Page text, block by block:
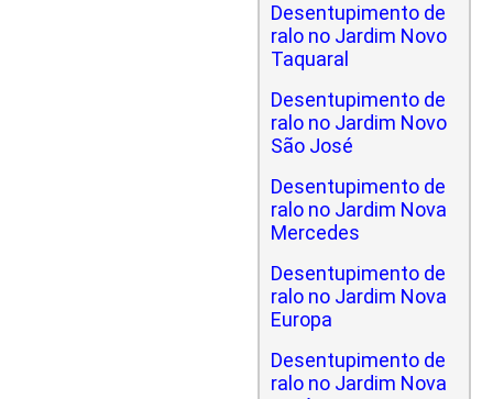
Desentupimento de
ralo no Jardim Novo
Taquaral
Desentupimento de
ralo no Jardim Novo
São José
Desentupimento de
ralo no Jardim Nova
Mercedes
Desentupimento de
ralo no Jardim Nova
Europa
Desentupimento de
ralo no Jardim Nova